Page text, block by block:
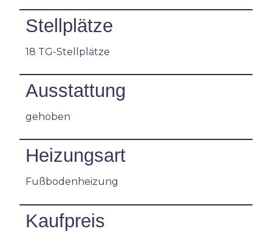
Stellplätze
18 TG-Stellplätze
Ausstattung
gehoben
Heizungsart
Fußbodenheizung
Kaufpreis